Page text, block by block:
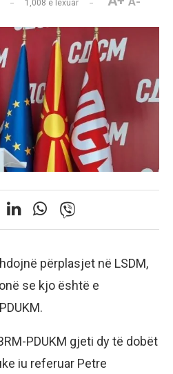
1,008 e lexuar
përplasjet në LSDM,
se kjo është e
PDUKM gjeti dy të dobët
iu referuar Petre